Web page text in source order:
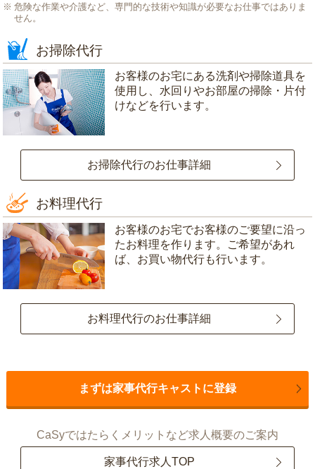
危険な作業や介護など、専門的な技術や知識が必要なお仕事ではありま
せん。
お掃除代行
お客様のお宅にある洗剤や掃除道具を
使用し、水回りやお部屋の掃除・片付
けなどを行います。
お掃除代行のお仕事詳細
お料理代行
お客様のお宅でお客様のご要望に沿っ
たお料理を作ります。ご希望があれ
ば、お買い物代行も行います。
お料理代行のお仕事詳細
まずは家事代行キャストに登録
CaSyではたらくメリットなど求人概要のご案内
家事代行求人TOP